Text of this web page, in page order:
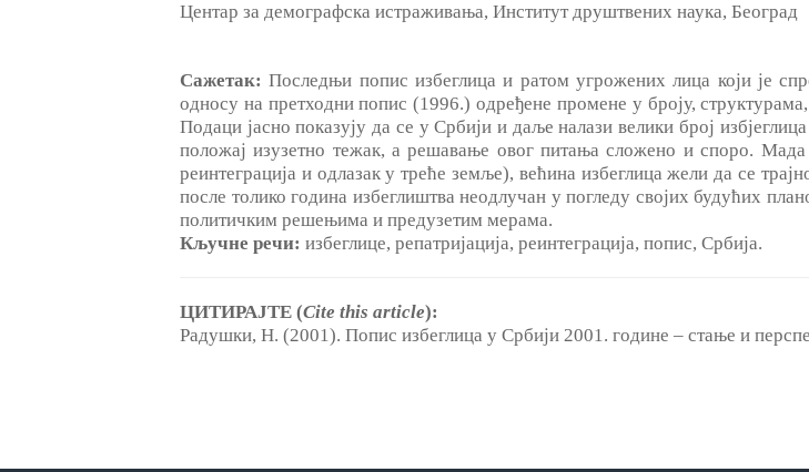
Центар за демографска истраживања, Институт друштвених наука, Београд
Сажетак: Последњи попис избеглица и ратом угрожених лица који је
односу на претходни попис (1996.) одређене промене у броју,
Подаци јасно показују да се у Србији и даље налази велики број
положај изузетно тежак, а решавање овог питања сложено и споро. Мада
реинтеграција и одлазак у треће земље), већина избеглица жели да се
после толико година избеглиштва неодлучан у погледу својих будућих
политичким решењима и предузетим мерама.
Кључне речи: избеглице, репатријација, реинтеграција, попис, Србија.
ЦИТИРАЈТЕ (Cite this article):
Радушки, Н. (2001). Попис избеглица у Србији 2001. године ‒ стање и